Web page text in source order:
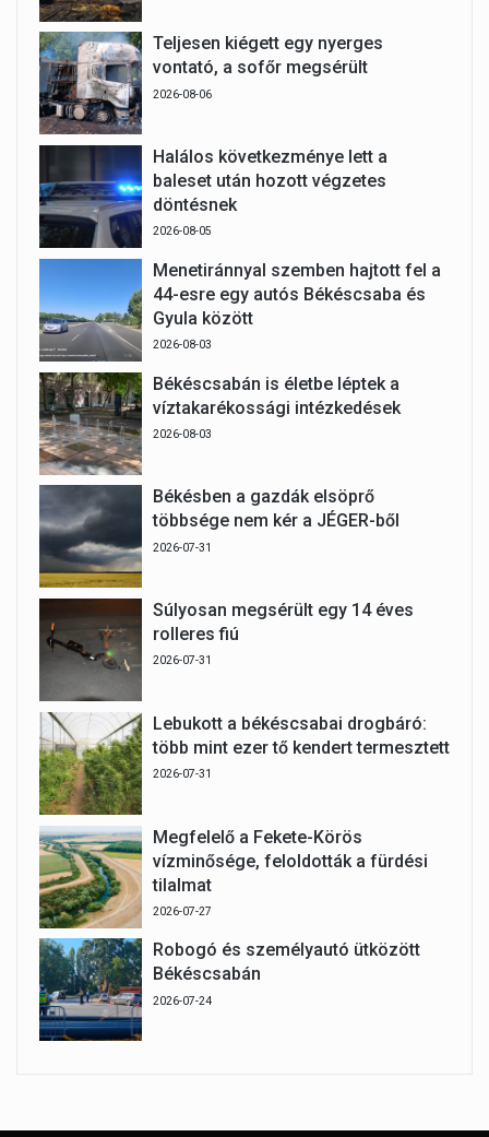
Teljesen kiégett egy nyerges
vontató, a sofőr megsérült
2026-08-06
Halálos következménye lett a
baleset után hozott végzetes
döntésnek
2026-08-05
Menetiránnyal szemben hajtott fel a
44-esre egy autós Békéscsaba és
Gyula között
2026-08-03
Békéscsabán is életbe léptek a
víztakarékossági intézkedések
2026-08-03
Békésben a gazdák elsöprő
többsége nem kér a JÉGER-ből
2026-07-31
Súlyosan megsérült egy 14 éves
rolleres fiú
2026-07-31
Lebukott a békéscsabai drogbáró:
több mint ezer tő kendert termesztett
2026-07-31
Megfelelő a Fekete-Körös
vízminősége, feloldották a fürdési
tilalmat
2026-07-27
Robogó és személyautó ütközött
Békéscsabán
2026-07-24